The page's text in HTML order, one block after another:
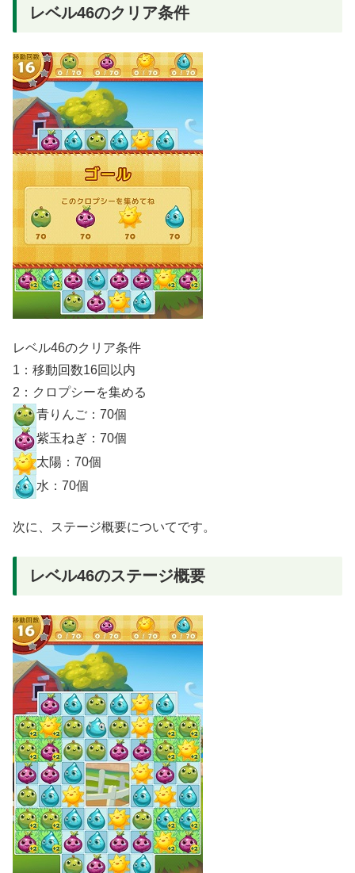
レベル46のクリア条件
レベル46のクリア条件
1：移動回数16回以内
2：クロプシーを集める
青りんご：70個
紫玉ねぎ：70個
太陽：70個
水：70個
次に、ステージ概要についてです。
レベル46のステージ概要